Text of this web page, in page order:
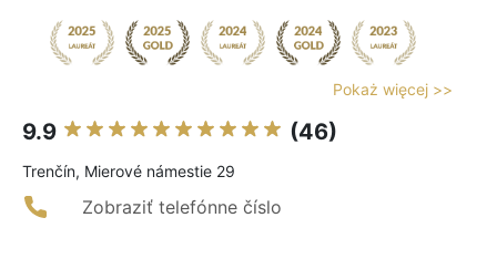
Pokaż więcej >>
9.9 (46)
Trenčín, Mierové námestie 29
Zobraziť telefónne číslo